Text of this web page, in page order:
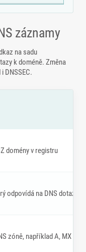
záznamy
na sadu
k doméně. Změna
DNSSEC.
domény v registru
odpovídá na DNS dotazy
zóně, například A, MX